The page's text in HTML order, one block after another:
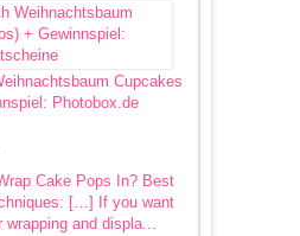
Cupcakes
Photobox.de
Cake Pops In? Best
[…] If you want
wrapping and displa...